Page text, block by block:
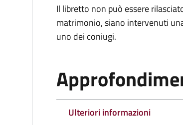
Il libretto non può essere
matrimonio, siano intervenuti
uno dei coniugi.
Ulteriori informazioni